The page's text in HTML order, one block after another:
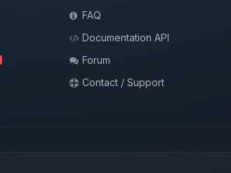
FAQ
Documentation API
Forum
Contact / Support